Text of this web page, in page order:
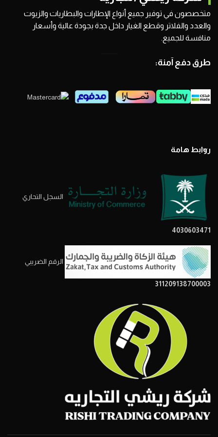
متخصصون في توفير جميع أنواع الإطارات والبطاريات والزيوت
والعدد والفلاتر وقطع الغيار داخل جدة بجودة عالية وأسعار
منافسة للجميع.
طرق دفع آمنة:
روابط هامة
السجل التحاري
4030603471
الرقم الضريبي
311209138700003